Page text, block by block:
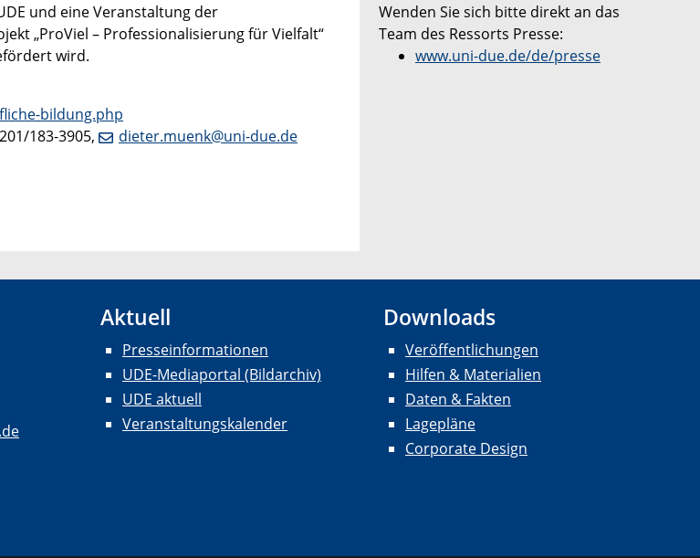
und eine Veranstaltung der
„ProViel – Professionalisierung für Vielfalt“
wird.
bildung.php
183-3905,
dieter.muenk@uni-due.de
Wenden Sie sich bitte direkt an das
Team des Ressorts Presse:
www.uni-due.de/de/presse
Aktuell
Presseinformationen
UDE-Mediaportal (Bildarchiv)
UDE aktuell
Veranstaltungskalender
Downloads
Veröffentlichungen
Hilfen & Materialien
Daten & Fakten
Lagepläne
Corporate Design